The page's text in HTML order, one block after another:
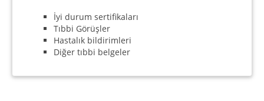
İyi durum sertifikaları
Tıbbi Görüşler
Hastalık bildirimleri
Diğer tıbbi belgeler